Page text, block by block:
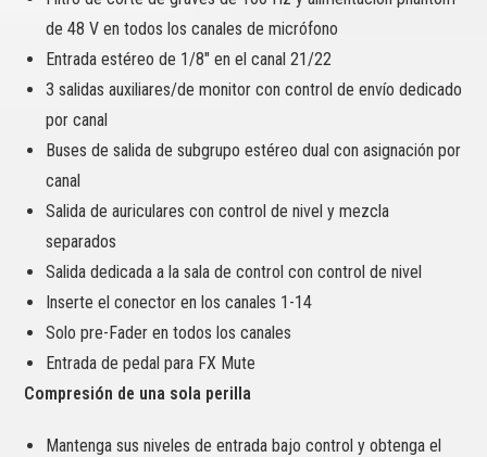
de 48 V en todos los canales de micrófono
Entrada estéreo de 1/8″ en el canal 21/22
3 salidas auxiliares/de monitor con control de envío dedicado
por canal
Buses de salida de subgrupo estéreo dual con asignación por
canal
Salida de auriculares con control de nivel y mezcla
separados
Salida dedicada a la sala de control con control de nivel
Inserte el conector en los canales 1-14
Solo pre-Fader en todos los canales
Entrada de pedal para FX Mute
Compresión de una sola perilla
Mantenga sus niveles de entrada bajo control y obtenga el